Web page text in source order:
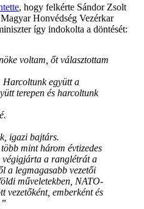
, hogy felkérte Sándor Zsolt
Honvédség Vezérkar
így indokolta a döntését:
voltam, őt választottam
Harcoltunk együtt a
terepen és harcoltunk
igazi bajtárs.
mint három évtizedes
a ranglétrát a
a legmagasabb vezetői
műveletekben, NATO-
vezetőként, emberként és